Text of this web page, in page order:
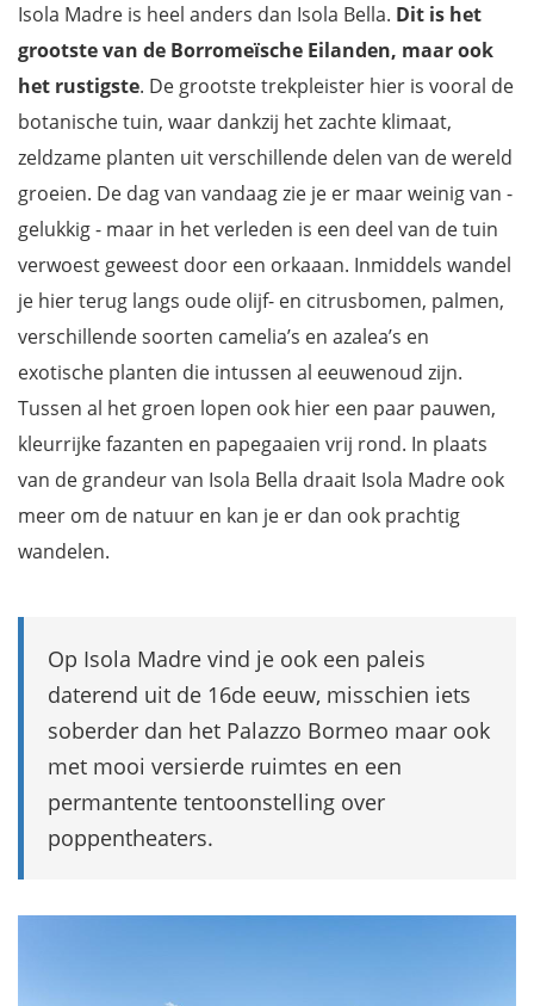
Isola Madre is heel anders dan Isola Bella. Dit is het
grootste van de Borromeïsche Eilanden, maar ook
het rustigste. De grootste trekpleister hier is vooral de
botanische tuin, waar dankzij het zachte klimaat,
zeldzame planten uit verschillende delen van de wereld
groeien. De dag van vandaag zie je er maar weinig van -
gelukkig - maar in het verleden is een deel van de tuin
verwoest geweest door een orkaaan. Inmiddels wandel
je hier terug langs oude olijf- en citrusbomen, palmen,
verschillende soorten camelia’s en azalea’s en
exotische planten die intussen al eeuwenoud zijn.
Tussen al het groen lopen ook hier een paar pauwen,
kleurrijke fazanten en papegaaien vrij rond. In plaats
van de grandeur van Isola Bella draait Isola Madre ook
meer om de natuur en kan je er dan ook prachtig
wandelen.
Op Isola Madre vind je ook een paleis
daterend uit de 16de eeuw, misschien iets
soberder dan het Palazzo Bormeo maar ook
met mooi versierde ruimtes en een
permantente tentoonstelling over
poppentheaters.